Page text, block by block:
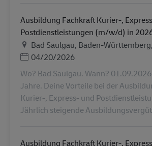
Ausbildung Fachkraft Kurier-,
Postdienstleistungen (m/w/d) in
Местоположение
Bad Saulgau, Baden-
Дата публикации
04/20/2026
Wo? Bad Saulgau. Wann?
Jahre. Deine Vorteile bei der
Kurier-, Express- und
Jährlich steigende
Ausbildung Fachkraft Kurier-,